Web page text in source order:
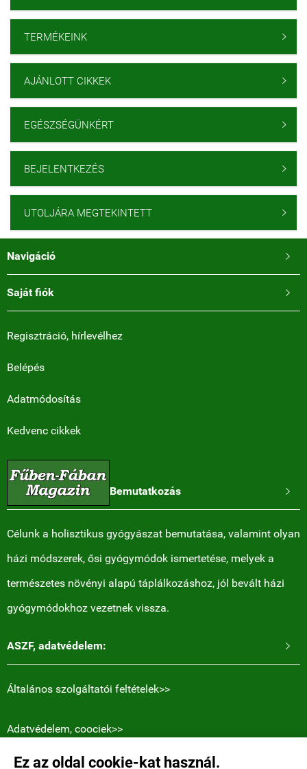
Ez az oldal cookie-kat használ.
TERMÉKEINK 
AJÁNLOTT CIKKEK 
EGÉSZSÉGÜNKÉRT 
BEJELENTKEZÉS 
UTOLJÁRA MEGTEKINTETT 
Navigáció 
Saját fiók 
Regisztráció, hírlevélhez
Belépés
Adatmódosítás
Kedvenc cikkek
Bemutatkozás 
Célunk a holisztikus gyógyászat bemutatása, valamint olyan
házi módszerek, ősi gyógymódok ismertetése, melyek a
természetes növényi alapú táplálkozáshoz, jól bevált házi
gyógymódokhoz vezetnek vissza.
ASZF, adatvédelem: 
Általános szolgáltatói feltételek>>
Adatvédelem, coociek>>
Elérhetőségek: